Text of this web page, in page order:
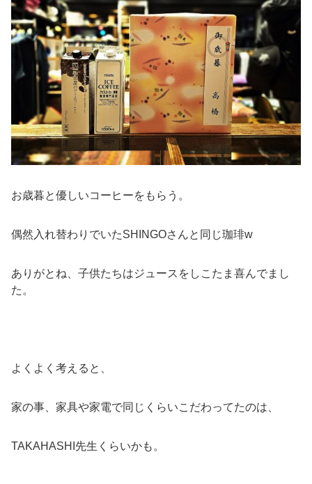
お歳暮と優しいコーヒーをもらう。
偶然入れ替わりでいたSHINGOさんと同じ珈琲w
ありがとね、子供たちはジュースをしこたま喜んでまし
た。
よくよく考えると、
家の事、家具や家電で同じくらいこだわってたのは、
TAKAHASHI先生くらいかも。